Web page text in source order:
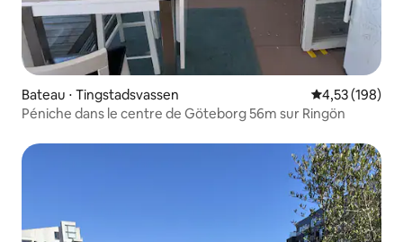
Bateau ⋅ Tingstadsvassen Évaluation
4,53 (198)
Péniche dans le centre de Göteborg 56m sur Ringön